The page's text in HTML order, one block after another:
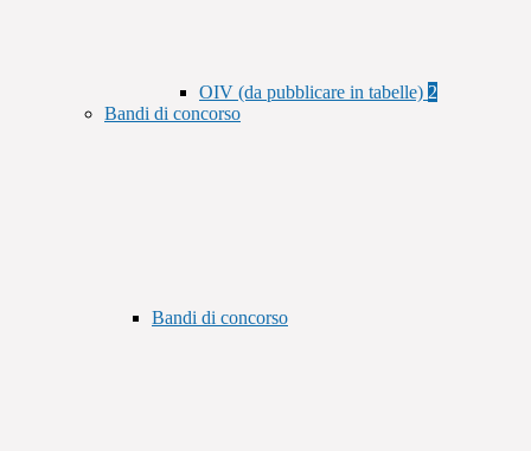
OIV (da pubblicare in tabelle) 2
Bandi di concorso
Bandi di concorso